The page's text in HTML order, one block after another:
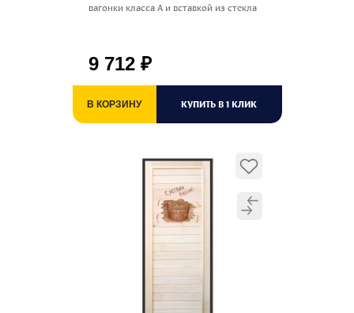
вагонки класса А и вставкой из стекла
9 712 ₽
В КОРЗИНУ КУПИТЬ В 1 КЛИК